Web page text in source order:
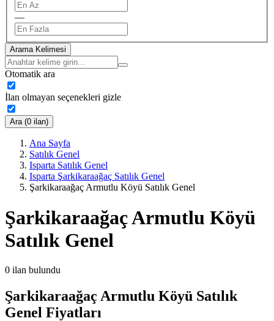
—
Arama Kelimesi
Otomatik ara
İlan olmayan seçenekleri gizle
Ara (0 ilan)
Ana Sayfa
Satılık Genel
Isparta Satılık Genel
Isparta Şarkikaraağaç Satılık Genel
Şarkikaraağaç Armutlu Köyü Satılık Genel
Şarkikaraağaç Armutlu Köyü
Satılık Genel
0 ilan bulundu
Şarkikaraağaç Armutlu Köyü Satılık
Genel Fiyatları